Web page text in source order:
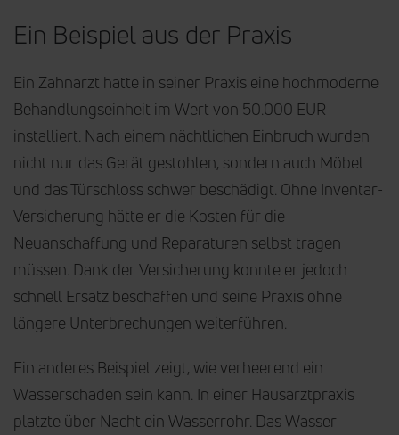
Ein Beispiel aus der Praxis
Ein Zahnarzt hatte in seiner Praxis eine hochmoderne
Behandlungseinheit im Wert von 50.000 EUR
installiert. Nach einem nächtlichen Einbruch wurden
nicht nur das Gerät gestohlen, sondern auch Möbel
und das Türschloss schwer beschädigt. Ohne Inventar-
Versicherung hätte er die Kosten für die
Neuanschaffung und Reparaturen selbst tragen
müssen. Dank der Versicherung konnte er jedoch
schnell Ersatz beschaffen und seine Praxis ohne
längere Unterbrechungen weiterführen.
Ein anderes Beispiel zeigt, wie verheerend ein
Wasserschaden sein kann. In einer Hausarztpraxis
platzte über Nacht ein Wasserrohr. Das Wasser